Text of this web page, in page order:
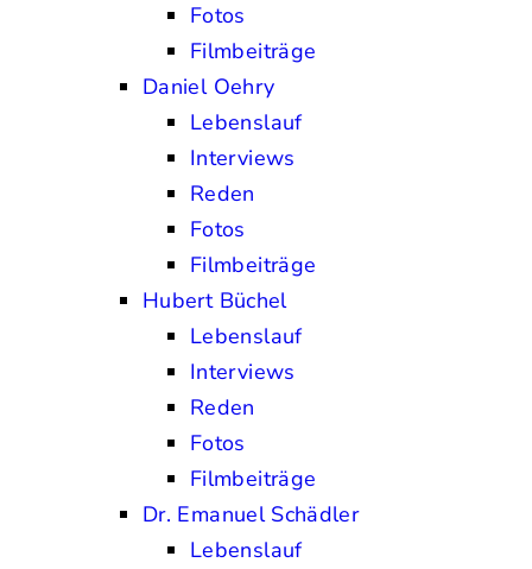
Fotos
Filmbeiträge
Daniel Oehry
Lebenslauf
Interviews
Reden
Fotos
Filmbeiträge
Hubert Büchel
Lebenslauf
Interviews
Reden
Fotos
Filmbeiträge
Dr. Emanuel Schädler
Lebenslauf